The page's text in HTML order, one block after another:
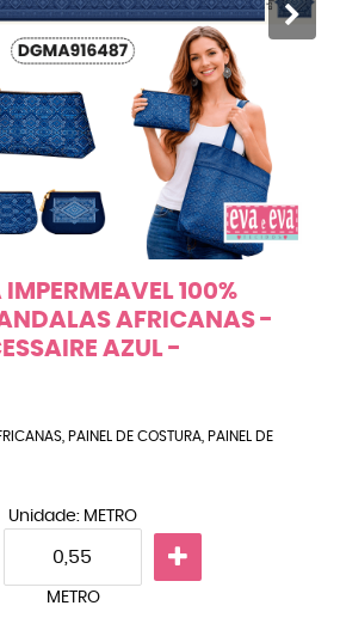
100%
AFRICANAS -
AZUL -
PAINEL DE COSTURA PAINEL DE
Unidade: METRO
METRO